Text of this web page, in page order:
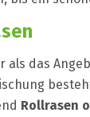
das
Rollrasen